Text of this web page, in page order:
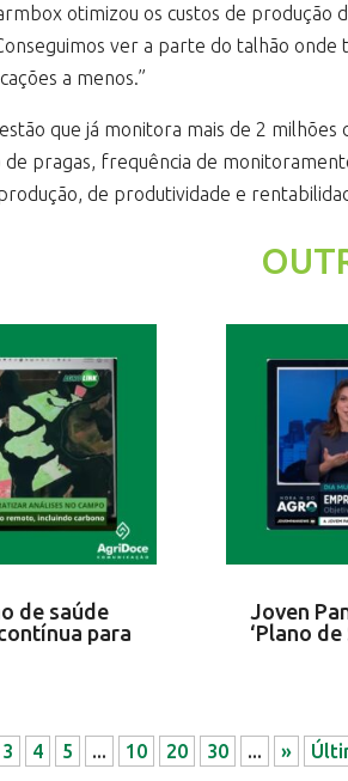
otimizou os custos de
ver a parte do talhão
a menos.”
que já monitora mais de 2
pragas, frequência de
de produtividade e
de saúde
para
Joven
‘Plano
3 4 5 ... 10 20 30 ... »